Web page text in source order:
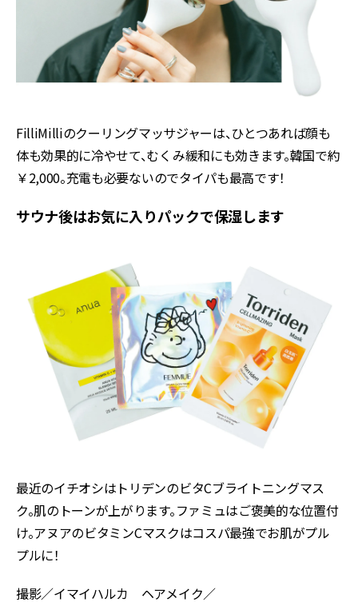
FilliMilliのクーリングマッサジャーは、ひとつあれば顔も
体も効果的に冷やせて、むくみ緩和にも効きます。韓国で約
￥2,000。充電も必要ないのでタイパも最高です！
サウナ後はお気に入りパックで保湿します
最近のイチオシはトリデンのビタCブライトニングマス
ク。肌のトーンが上がります。ファミュはご褒美的な位置付
け。アヌアのビタミンCマスクはコスパ最強でお肌がプル
プルに！
撮影／イマイハルカ ヘアメイク／